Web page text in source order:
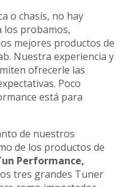
o chasís, no hay
los probamos,
mejores productos de
Nuestra experiencia y
ofrecerle las
Poco
está para
de nuestros
de los productos de
Performance,
tres grandes Tuner